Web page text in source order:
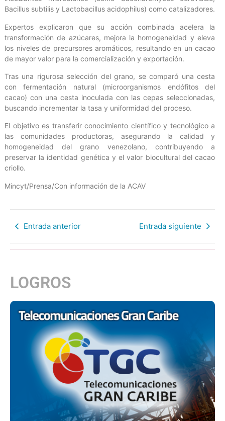
Bacillus subtilis y Lactobacillus acidophilus) como catalizadores.
Expertos explicaron que su acción combinada acelera la
transformación de azúcares, mejora la homogeneidad y eleva
los niveles de precursores aromáticos, resultando en un cacao
de mayor valor para la comercialización y exportación.
Tras una rigurosa selección del grano, se comparó una cesta
con fermentación natural (microorganismos endófitos del
cacao) con una cesta inoculada con las cepas seleccionadas,
buscando incrementar la tasa y uniformidad del proceso.
El objetivo es transferir conocimiento científico y tecnológico a
las comunidades productoras, asegurando la calidad y
homogeneidad del grano venezolano, contribuyendo a
preservar la identidad genética y el valor biocultural del cacao
criollo.
Mincyt/Prensa/Con información de la ACAV
Entrada anterior Entrada siguiente
LOGROS